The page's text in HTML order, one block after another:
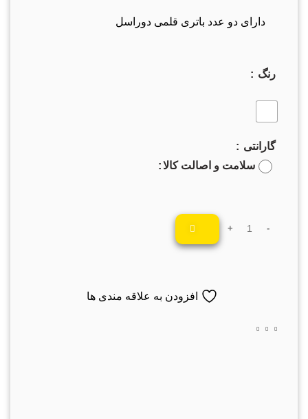
دارای دو عدد باتری قلمی دوراسل
رنگ
گارانتی
سلامت و اصالت کالا
افزودن به علاقه مندی ها